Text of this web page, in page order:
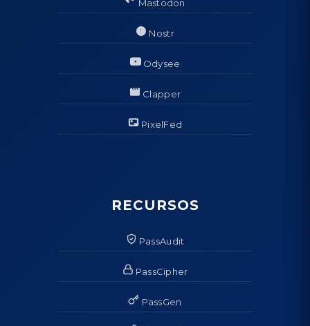
Mastodon
Nostr
Odysee
Clapper
PixelFed
RECURSOS
PassAudit
PassCipher
PassGen